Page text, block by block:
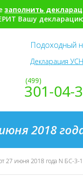
заполнить
Вашу
Подоходный
Декларация
(499)
301-04-
2018
27 июня 2018 года N БС-3-